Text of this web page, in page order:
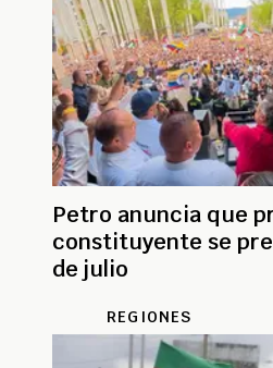
Petro anuncia que
constituyente se
de julio
REGIONES